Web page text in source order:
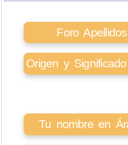
Foro Apellidos
Origen y
Tu nombre en